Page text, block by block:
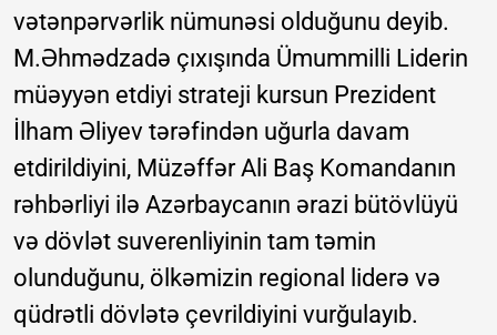
vətənpərvərlik nümunəsi olduğunu deyib.
M.Əhmədzadə çıxışında Ümummilli Liderin
müəyyən etdiyi strateji kursun Prezident
İlham Əliyev tərəfindən uğurla davam
etdirildiyini, Müzəffər Ali Baş Komandanın
rəhbərliyi ilə Azərbaycanın ərazi bütövlüyü
və dövlət suverenliyinin tam təmin
olunduğunu, ölkəmizin regional liderə və
qüdrətli dövlətə çevrildiyini vurğulayıb.